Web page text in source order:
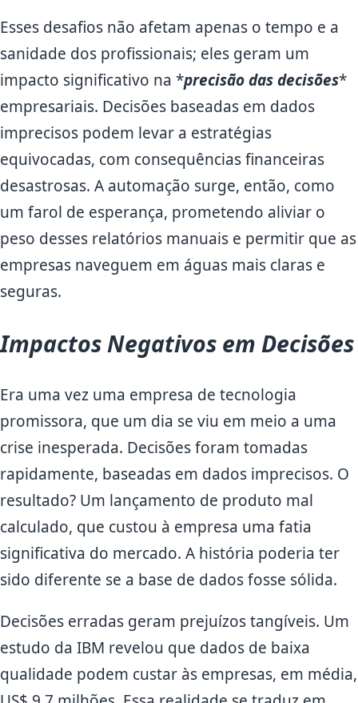
Esses desafios não afetam apenas o tempo e a
sanidade dos profissionais; eles geram um
impacto significativo na *precisão das decisões*
empresariais. Decisões baseadas em dados
imprecisos podem levar a estratégias
equivocadas, com consequências financeiras
desastrosas. A automação surge, então, como
um farol de esperança, prometendo aliviar o
peso desses relatórios manuais e permitir que as
empresas naveguem em águas mais claras e
seguras.
Impactos Negativos em Decisões
Era uma vez uma empresa de tecnologia
promissora, que um dia se viu em meio a uma
crise inesperada. Decisões foram tomadas
rapidamente, baseadas em dados imprecisos. O
resultado? Um lançamento de produto mal
calculado, que custou à empresa uma fatia
significativa do mercado. A história poderia ter
sido diferente se a base de dados fosse sólida.
Decisões erradas geram prejuízos tangíveis. Um
estudo da IBM revelou que dados de baixa
qualidade podem custar às empresas, em média,